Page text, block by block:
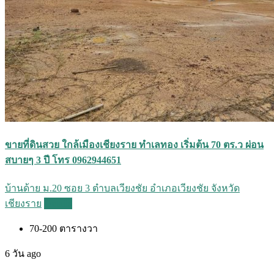
ขายที่ดินสวย ใกล้เมืองเชียงราย ทำเลทอง เริ่มต้น 70 ตร.ว ผ่อน
สบายๆ 3 ปี โทร 0962944651
บ้านด้าย ม.20 ซอย 3 ตำบลเวียงชัย อำเภอเวียงชัย จังหวัด
เชียงราย
70-200 ตารางวา
6 วัน ago